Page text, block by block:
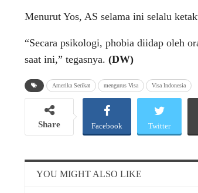
Menurut Yos, AS selama ini selalu
“Secara psikologi, phobia diidap oleh
saat ini,” tegasnya. (DW)
Amerika Serikat mengurus Visa Visa Indonesia
Share Facebook Twitter
YOU MIGHT ALSO LIKE